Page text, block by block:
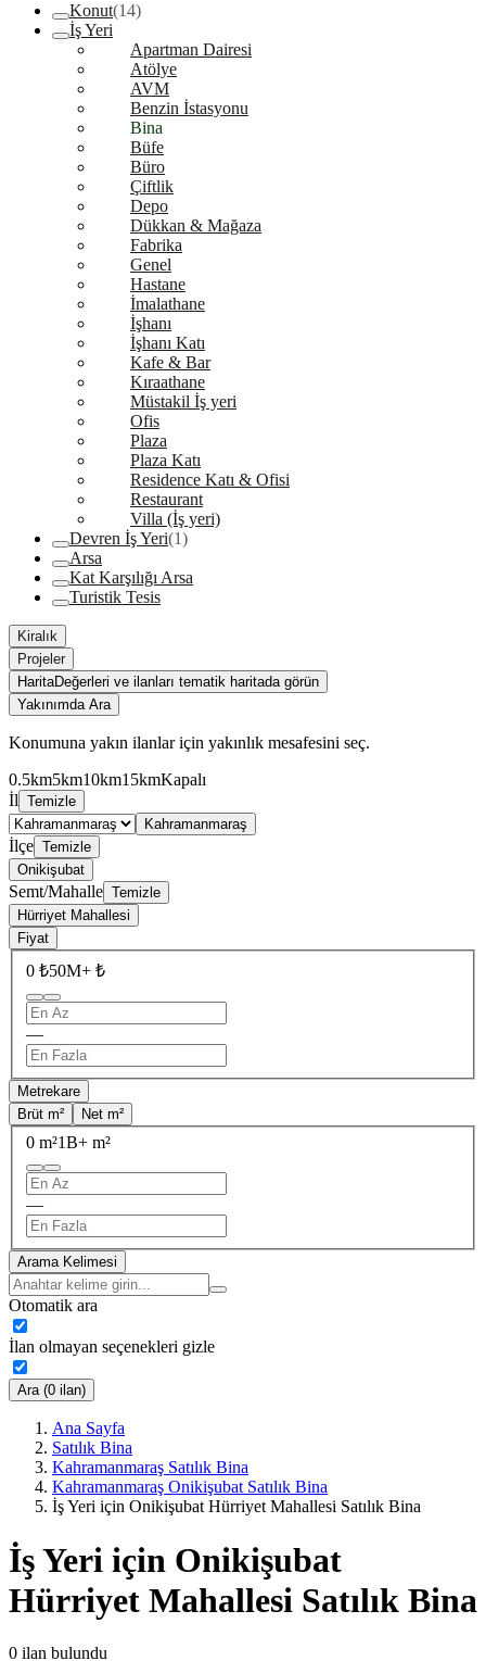
Konut(14)
İş Yeri
Apartman Dairesi
Atölye
AVM
Benzin İstasyonu
Bina
Büfe
Büro
Çiftlik
Depo
Dükkan & Mağaza
Fabrika
Genel
Hastane
İmalathane
İşhanı
İşhanı Katı
Kafe & Bar
Kıraathane
Müstakil İş yeri
Ofis
Plaza
Plaza Katı
Residence Katı & Ofisi
Restaurant
Villa (İş yeri)
Devren İş Yeri(1)
Arsa
Kat Karşılığı Arsa
Turistik Tesis
Kiralık
Projeler
HaritaDeğerleri ve ilanları tematik haritada görün
Yakınımda Ara
Konumuna yakın ilanlar için yakınlık mesafesini seç.
0.5km5km10km15kmKapalı
İl Temizle
Kahramanmaraş
İlçe Temizle
Onikişubat
Semt/Mahalle Temizle
Hürriyet Mahallesi
Fiyat
0 ₺50M+ ₺
—
Metrekare
Brüt m²
Net m²
0 m²1B+ m²
—
Arama Kelimesi
Otomatik ara
İlan olmayan seçenekleri gizle
Ara (0 ilan)
Ana Sayfa
Satılık Bina
Kahramanmaraş Satılık Bina
Kahramanmaraş Onikişubat Satılık Bina
İş Yeri için Onikişubat Hürriyet Mahallesi Satılık Bina
İş Yeri için Onikişubat
Hürriyet Mahallesi Satılık Bina
0 ilan bulundu